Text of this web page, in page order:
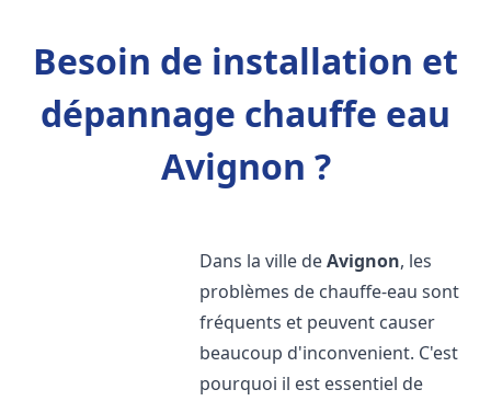
Besoin de installation et
dépannage chauffe eau
Avignon ?
Dans la ville deAvignon, les
problèmes de chauffe-eau sont
fréquents et peuvent causer
beaucoup d'inconvenient. C'est
pourquoi il est essentiel de